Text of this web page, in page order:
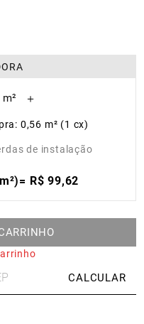
＋
0,56 m² (1 cx)
de instalação
= R$ 99,62